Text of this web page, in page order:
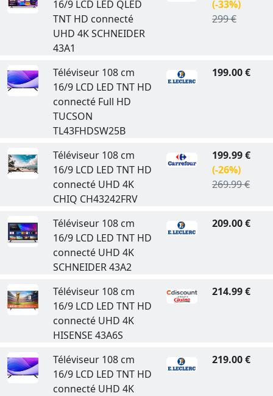
16/9 LCD LED QLED
TNT HD connecté
UHD 4K SCHNEIDER
43A1
(-33%)
299 €
Téléviseur 108 cm
16/9 LCD LED TNT HD
connecté Full HD
TUCSON
TL43FHDSW25B
199.00 €
Téléviseur 108 cm
16/9 LCD LED TNT HD
connecté UHD 4K
CHIQ CH43242FRV
199.99 €
(-26%)
269.99 €
Téléviseur 108 cm
16/9 LCD LED TNT HD
connecté UHD 4K
SCHNEIDER 43A2
209.00 €
Téléviseur 108 cm
16/9 LCD LED TNT HD
connecté UHD 4K
HISENSE 43A6S
214.99 €
Téléviseur 108 cm
16/9 LCD LED TNT HD
connecté UHD 4K
219.00 €